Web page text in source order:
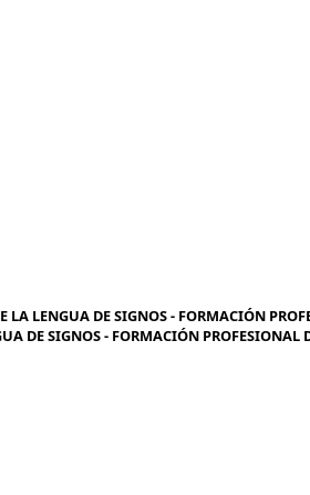
LA LENGUA DE SIGNOS - FORMACIÓN
DE SIGNOS - FORMACIÓN PROFESIONAL